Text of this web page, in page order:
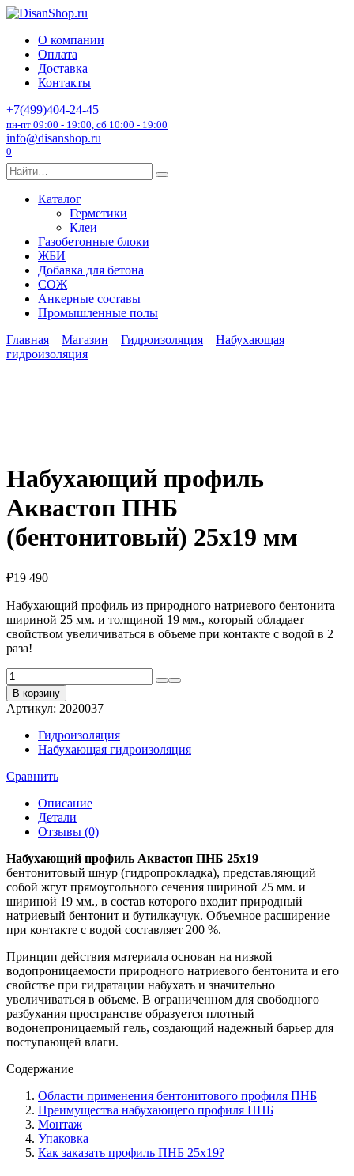
Перейти
содержанию
О компании
Оплата
Доставка
Контакты
+7(499)404-24-45
пн-пт 09:00 - 19:00, сб 10:00 - 19:00
info@disanshop.ru
0
Search
for:
Каталог
Герметики
Клеи
Газобетонные блоки
ЖБИ
Добавка для бетона
СОЖ
Анкерные составы
Промышленные полы
Главная
Магазин Гидроизоляция
Набухающая
гидроизоляция
Набухающий профиль
Аквастоп ПНБ
(бентонитовый) 25х19 мм
₽19 490
Набухающий профиль из природного натриевого бентонита
шириной 25 мм. и толщиной 19 мм., который обладает
свойством увеличиваться в объеме при контакте с водой в 2
раза!
Количество
товара
Набухающий
профиль
Аквастоп
ПНБ
(бентонитовый)
25х19
В корзину
Артикул: 2020037
Гидроизоляция
Набухающая гидроизоляция
Сравнить
Описание
Детали
Отзывы (0)
Набухающий профиль Аквастоп ПНБ 25х19 —
бентонитовый шнур (гидропрокладка), представляющий
собой жгут прямоугольного сечения шириной 25 мм. и
шириной 19 мм., в состав которого входит природный
натриевый бентонит и бутилкаучук. Объемное расширение
при контакте с водой составляет 200 %.
Принцип действия материала основан на низкой
водопроницаемости природного натриевого бентонита и его
свойстве при гидратации набухать и значительно
увеличиваться в объеме. В ограниченном для свободного
разбухания пространстве образуется плотный
водонепроницаемый гель, создающий надежный барьер для
поступающей влаги.
Содержание
Области применения бентонитового профиля ПНБ
Преимущества набухающего профиля ПНБ
Монтаж
Упаковка
Как заказать профиль ПНБ 25х19?